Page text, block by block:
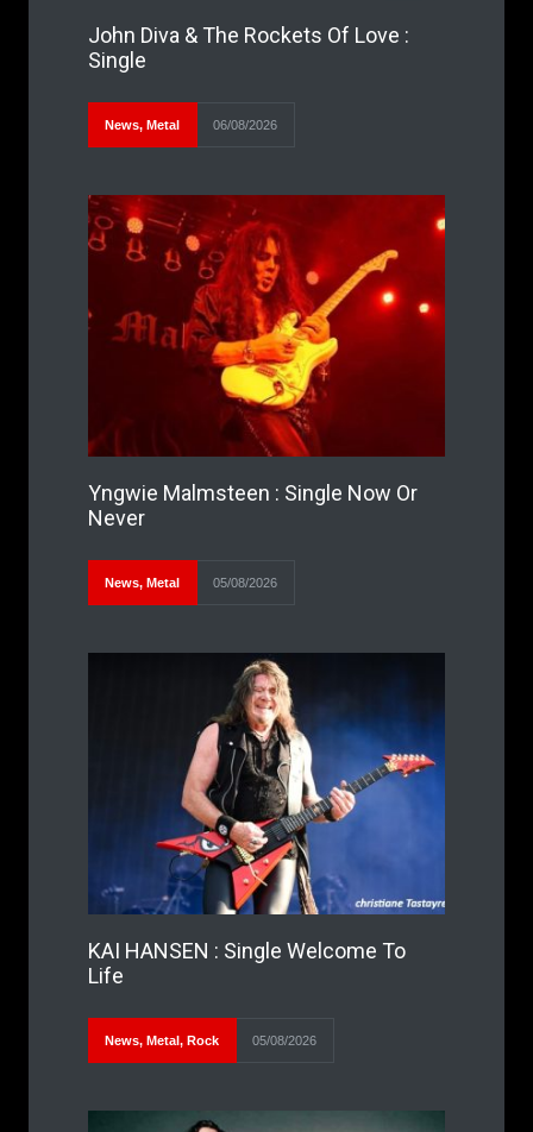
John Diva & The Rockets Of Love :
Single
News, Metal 06/08/2026
Yngwie Malmsteen : Single Now Or
Never
News, Metal 05/08/2026
KAI HANSEN : Single Welcome To
Life
News, Metal, Rock 05/08/2026